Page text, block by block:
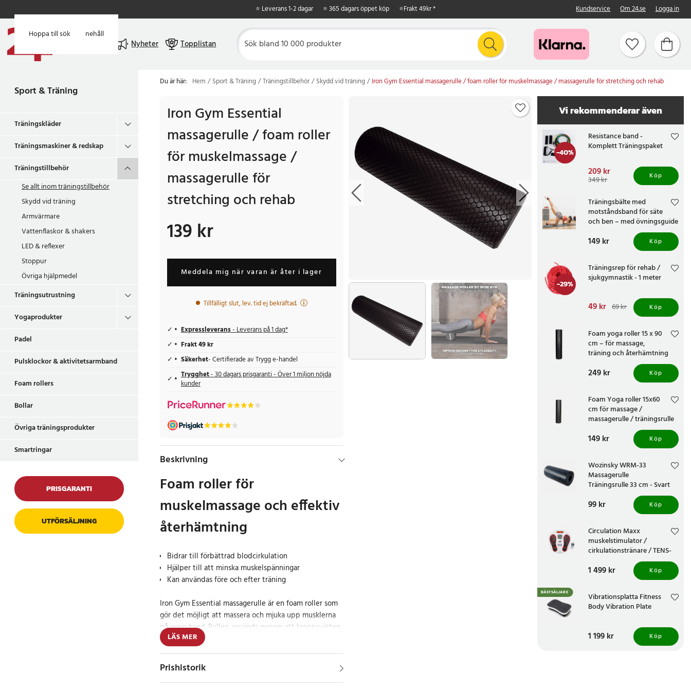
Hoppa till huvudinnehåll
Hoppa till sök
⭐ Leverans 1-2 dagar ⭐ 365 dagars öppet köp ⭐Frakt 49kr * Kundservice Om 24.se Logga in
Nyheter Topplistan
Sport & Träning
Träningskläder
Träningsmaskiner & redskap
Träningstillbehör
Se allt inomträningstillbehör
Skydd vid träning
Armvärmare
Vattenflaskor & shakers
LED & reflexer
Stoppur
Övriga hjälpmedel
Träningsutrustning
Yogaprodukter
Padel
Pulsklockor & aktivitetsarmband
Foam rollers
Bollar
Övriga träningsprodukter
Smartringar
PRISGARANTI
UTFÖRSÄLJNING
Du är här: Hem Sport & Träning Träningstillbehör Skydd vid träning Iron Gym Essential massagerulle / foam roller för muskelmassage / massagerulle för stretching och rehab
Iron Gym Essential
massagerulle / foam roller
för muskelmassage /
massagerulle för
stretching och rehab
Pris:139 kr
139 kr
Meddela mig när varan är åter i lager
Tillfälligt slut, lev. tid ej bekräftad.
Expressleverans- Leverans på 1 dag*
Frakt 49 kr
Säkerhet- Certifierade av Trygg e-handel
Trygghet- 30 dagars prisgaranti - Över 1 miljon nöjda
kunder
Beskrivning
Foam roller för
muskelmassage och effektiv
återhämtning
Bidrar till förbättrad blodcirkulation
Hjälper till att minska muskelspänningar
Kan användas före och efter träning
Iron Gym Essential massagerulle är en foam roller som
gör det möjligt att massera och mjuka upp musklerna
på egen hand. Rullen används genom att kroppsvikten
appliceras över olika muskelgrupper, vilket hjälper till
att lösa upp spänningar och stelhet.
Regelbunden användning kan bidra till bättre
blodcirkulation i musklerna. Den ökade cirkulationen
LÄS MER
Prishistorik
Vi rekommenderar även
-40%
Resistance band -
Komplett Träningspaket
Nuvarande pris:
209 krTidigare pris :349 kr
209 kr
349 kr Köp
Träningsbälte med
motståndsband för säte
och ben – med övningsguide
Pris :149 kr
149 kr Köp
-29%
Träningsrep för rehab /
sjukgymnastik - 1 meter
Nuvarande pris
Tidigare pris 69 kr
49 kr 69 kr Köp
Foam yoga roller 15 x 90
cm – för massage,
träning och återhämtning
Pris:249 kr
249 kr Köp
Foam Yoga roller 15x60
cm för massage /
massagerulle / träningsrulle
/ pilatesrulle / balansrulle
Pris :149 kr
149 kr Köp
Wozinsky WRM-33
Massagerulle
Träningsrulle 33 cm - Svart
Pris:99 kr
99 kr Köp
Circulation Maxx
muskelstimulator /
cirkulationstränare / TENS-
apparat för fötter och ben
Pris:1 499 kr
1 499 kr Köp
BÄSTSÄLJARE
Vibrationsplatta Fitness
Body Vibration Plate
Pris:1 199 kr
1 199 kr Köp